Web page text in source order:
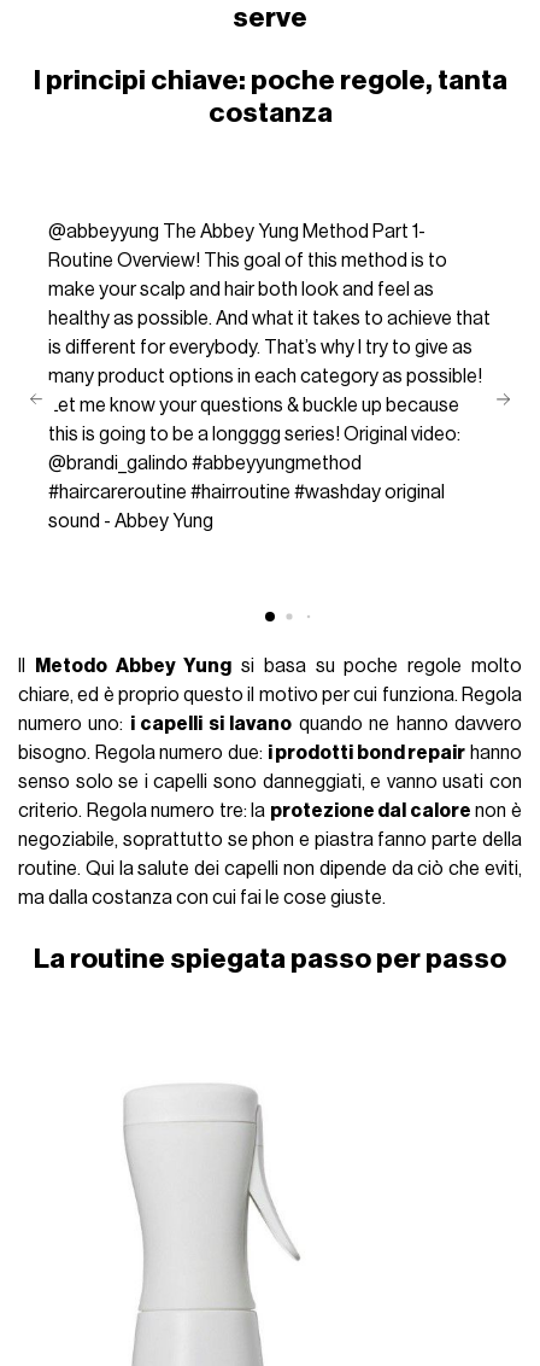
serve
I principi chiave: poche regole, tanta
costanza
@abbeyyung The Abbey Yung Method Part 1-
Routine Overview! This goal of this method is to
make your scalp and hair both look and feel as
healthy as possible. And what it takes to achieve that
is different for everybody. That’s why I try to give as
many product options in each category as possible!
Let me know your questions & buckle up because
this is going to be a longggg series! Original video:
@brandi_galindo #abbeyyungmethod
#haircareroutine #hairroutine #washdayoriginal
sound - Abbey Yung
Metodo Abbey Yung si basa su poche regole molto
chiare, ed è proprio questo il motivo per cui funziona. Regola
numero uno: i capelli si lavano quando ne hanno davvero
bisogno. Regola numero due: i prodotti bond repair hanno
senso solo se i capelli sono danneggiati, e vanno usati con
criterio. Regola numero tre: la protezione dal calore non è
negoziabile, soprattutto se phon e piastra fanno parte della
routine. Qui la salute dei capelli non dipende da ciò che eviti,
ma dalla costanza con cui fai le cose giuste.
La routine spiegata passo per passo